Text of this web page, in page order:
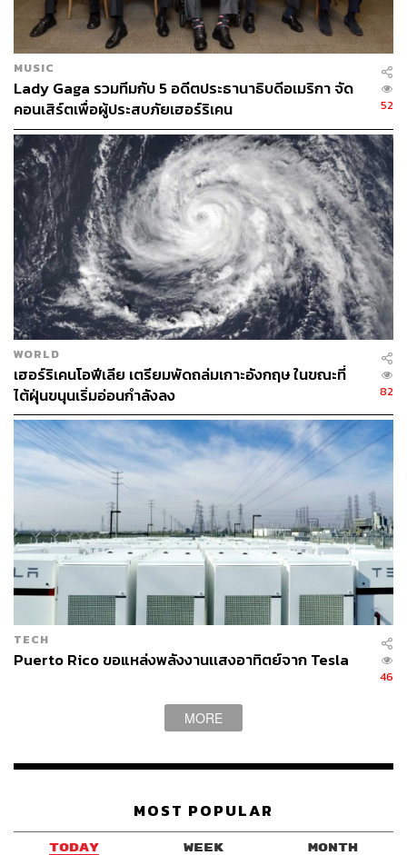
Photo: HECTOR RETAMAL/AFP
Photo: ADALBERTO ROQUE/AFP
ฝนที่ตกลงมาอย่างต่อเนื่องในหลายพื้นที่ ทำให้ระดับน้ำ
ทะเลเพิ่มสูงขึ้น นอกจากรัฐบาลของแต่ละประเทศและเจ้า
หน้าที่บรรเทาสาธารณภัยจะต้องเร่งช่วยกันซ่อมแซมฟื้นฟู
อาคารบ้านเรือน รวมถึงเยียวยาผู้ประสบภัยที่ได้รับผลกระทบ
ต่อพายุลูกใหม่ที่กำลังจะมาถึงในอีกไม่ช้าอีกด้วย
MUSIC
Lady Gaga รวมทีมกับ 5 อดีตประธานาธิบดีอเมริกา จัด
คอนเสิร์ตเพื่อผู้ประสบภัยเฮอร์ริเคน
52
WORLD
เฮอร์ริเคนโอฟีเลีย เตรียมพัดถล่มเกาะอังกฤษ ในขณะที่
ไต้ฝุ่นขนุนเริ่มอ่อนกำลังลง
82
TECH
Puerto Rico ขอแหล่งพลังงานเเสงอาทิตย์จาก Tesla
46
MORE
MOST POPULAR
TODAY WEEK MONTH